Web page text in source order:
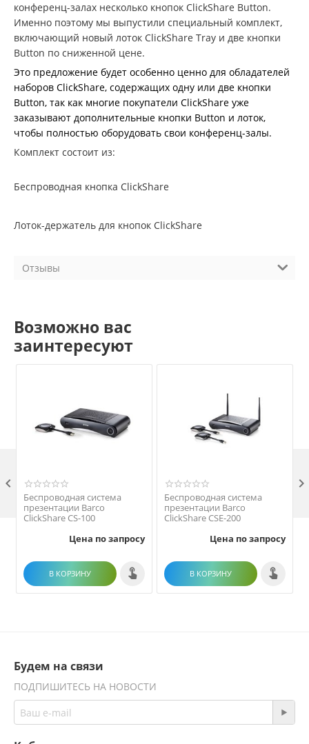
конференц-залах несколько кнопок ClickShare Button.
Именно поэтому мы выпустили специальный комплект,
включающий новый лоток ClickShare Tray и две кнопки
Button по сниженной цене.
Это предложение будет особенно ценно для обладателей
наборов ClickShare, содержащих одну или две кнопки
Button, так как многие покупатели ClickShare уже
заказывают дополнительные кнопки Button и лоток,
чтобы полностью оборудовать свои конференц-залы.
Комплект состоит из:
Беспроводная кнопка ClickShare
Лоток-держатель для кнопок ClickShare
Отзывы
Возможно вас
заинтересуют
Беспроводная система
презентации Barco
ClickShare CS-100
Цена по запросу
В КОРЗИНУ
Беспроводная система
презентации Barco
ClickShare CSE-200
Цена по запросу
В КОРЗИНУ
 
Будем на связи
ПОДПИШИТЕСЬ НА НОВОСТИ